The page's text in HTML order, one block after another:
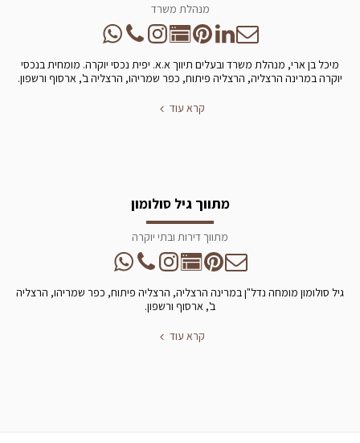
מנהלת משרד
מיכל בן ארי, מנהלת משרד ובעלים תיווך א.א. יפית נכסי יוקרה. מומחית בנכסי
יוקרה במרינה הרצליה, הרצליה פיתוח, כפר שמריהו, הרצליה ב', ארסוף ורשפון.
קרא עוד
מתווך גיל סולומון
מתווך דירות ובתי יוקרה
גיל סולומון מומחה נדל"ן במרינה הרצליה, הרצליה פיתוח, כפר שמריהו, הרצליה
ב', ארסוף ורשפון.
קרא עוד